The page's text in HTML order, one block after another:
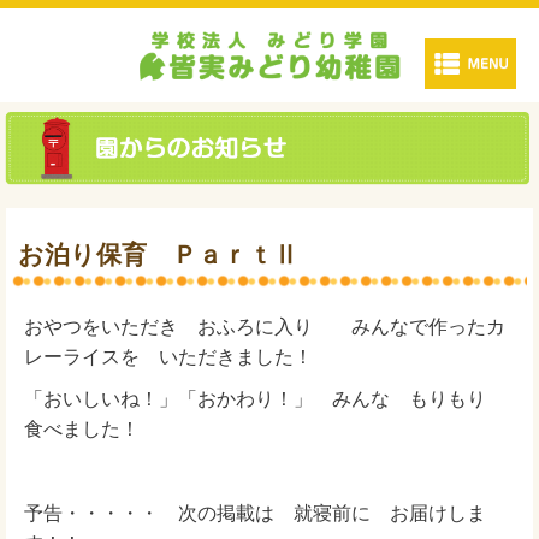
お泊り保育 ＰａｒｔⅡ
おやつをいただき おふろに入り みんなで作ったカ
レーライスを いただきました！
「おいしいね！」「おかわり！」 みんな もりもり
食べました！
予告・・・・・ 次の掲載は 就寝前に お届けしま